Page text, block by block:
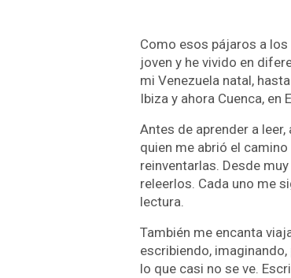
Como esos pájaros a
joven y he vivido en
mi Venezuela natal,
Ibiza y ahora Cuenca, en
Antes de aprender a
quien me abrió el
reinventarlas. Desde
releerlos. Cada uno me
lectura.
También me encanta
escribiendo,
lo que casi no se ve.